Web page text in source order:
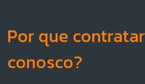
Por que contratar
conosco?